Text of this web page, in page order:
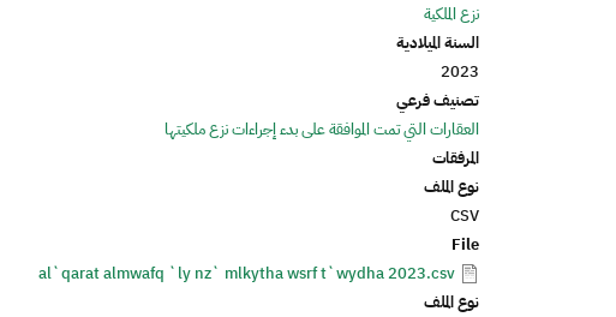
نزع الملكية
السنة الميلادية
2023
تصنيف فرعي
العقارات التي تمت الموافقة على بدء إجراءات نزع ملكيتها
المرفقات
نوع الملف
CSV
File
al`qarat almwafq `ly nz` mlkytha wsrf t`wydha 2023.csv
نوع الملف